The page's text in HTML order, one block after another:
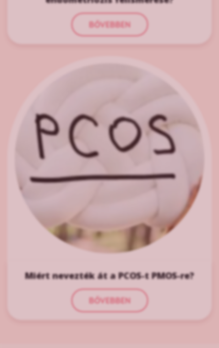
BŐVEBBEN
Miért nevezték át a PCOS-t PMOS-re?
BŐVEBBEN